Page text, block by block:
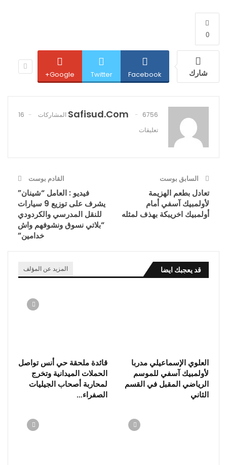
0
شارك Facebook
Twitter
Google+
Safisud.com 6756 المشاركات
16
تعليقات
السابق بوست
تعادل بطعم الهزيمة
لأولمبيك آسفي أمام
أولمبيك اخريبكة بهذف لمثله
القادم بوست
فيديو : العامل “شينان”
يشرف على توزيع 9 سيارات
للنقل المدرسي والكردودي
“بلاتي نسوق ونشوفهم واش
خدامين”
قد يعجبك ايضا المزيد عن المؤلف
العلوي الإسماعيلي مدربا
لأولمبيك آسفي للموسم
الرياضي المقبل في القسم
الثاني
قائدة ملحقة حي أنس تواصل
الحملات الميدانية وتخرج
لمحاربة أصحاب الجيليات
الصفراء…